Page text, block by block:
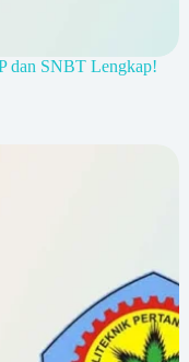
dan SNBT Lengkap!